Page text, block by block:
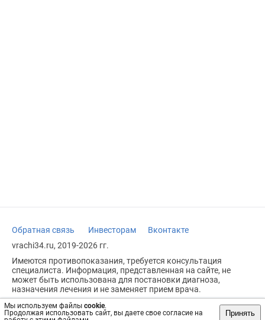
Мы используем файлы cookie.
Продолжая использовать сайт, вы даете свое согласие на
Принять
Обратная связь Инвесторам
Вконтакте
vrachi34.ru, 2019-2026 гг.
Имеются противопоказания, требуется консультация
специалиста. Информация, представленная на сайте, не
может быть использована для постановки диагноза,
назначения лечения и не заменяет прием врача.
Возрастное ограничение: 18+